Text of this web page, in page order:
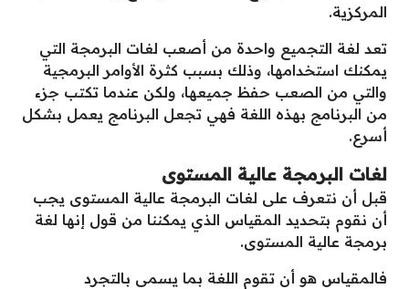
المركزية.
تعد لغة التجميع واحدة من أصعب لغات البرمجة التي
يمكنك استخدامها، وذلك بسبب كثرة الأوامر البرمجية
والتي من الصعب حفظ جميعها، ولكن عندما تكتب جزء
من البرنامج بهذه اللغة فهي تجعل البرنامج يعمل بشكل
أسرع.
لغات البرمجة عالية المستوى
قبل أن نتعرف على لغات البرمجة عالية المستوى يجب
أن نقوم بتحديد المقياس الذي يمكننا من قول إنها لغة
برمجة عالية المستوى.
فالمقياس هو أن تقوم اللغة بما يسمى بالتجرد